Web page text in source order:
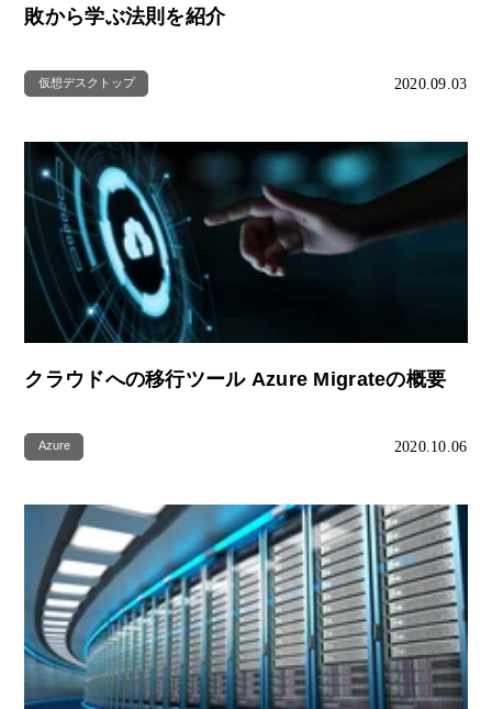
敗から学ぶ法則を紹介
仮想デスクトップ 2020.09.03
クラウドへの移行ツール Azure Migrateの概要
Azure 2020.10.06